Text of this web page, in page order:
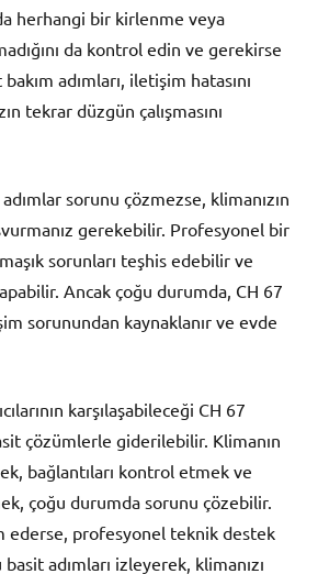
herhangi bir kirlenme veya
da kontrol edin ve gerekirse
adımları, iletişim hatasını
tekrar düzgün çalışmasını
sorunu çözmezse, klimanızın
gerekebilir. Profesyonel bir
sorunları teşhis edebilir ve
Ancak çoğu durumda, CH 67
sorunundan kaynaklanır ve evde
karşılaşabileceği CH 67
çözümlerle giderilebilir. Klimanın
bağlantıları kontrol etmek ve
çoğu durumda sorunu çözebilir.
ederse, profesyonel teknik destek
adımları izleyerek, klimanızı